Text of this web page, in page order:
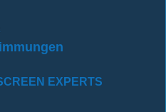
EXPERTS